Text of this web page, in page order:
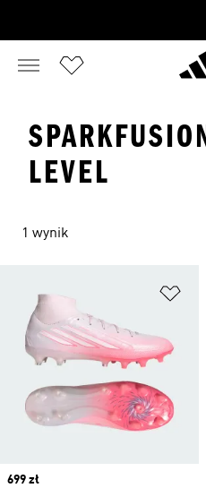
LEVEL
1 wynik
Price
699 zł